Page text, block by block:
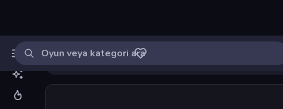
MinikOyuncu
Oyun ara
Red Ball 4 Flash